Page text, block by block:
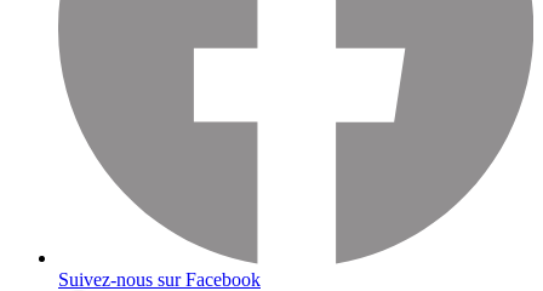
Suivez-nous sur Facebook